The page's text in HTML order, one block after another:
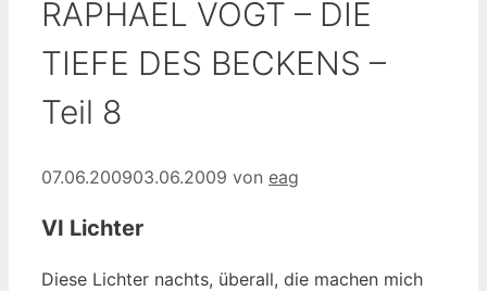
RAPHAEL VOGT – DIE
TIEFE DES BECKENS –
Teil 8
07.06.200903.06.2009 von eag
VI Lichter
Diese Lichter nachts, überall, die machen mich